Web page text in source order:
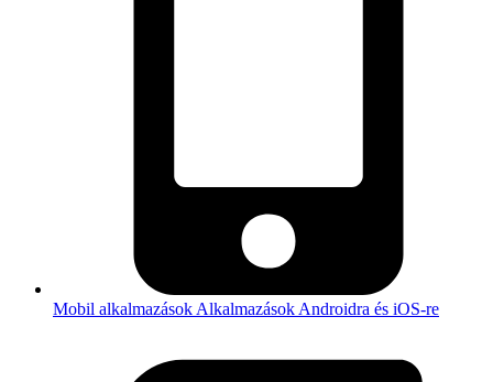
Mobil alkalmazások Alkalmazások Androidra és iOS-re